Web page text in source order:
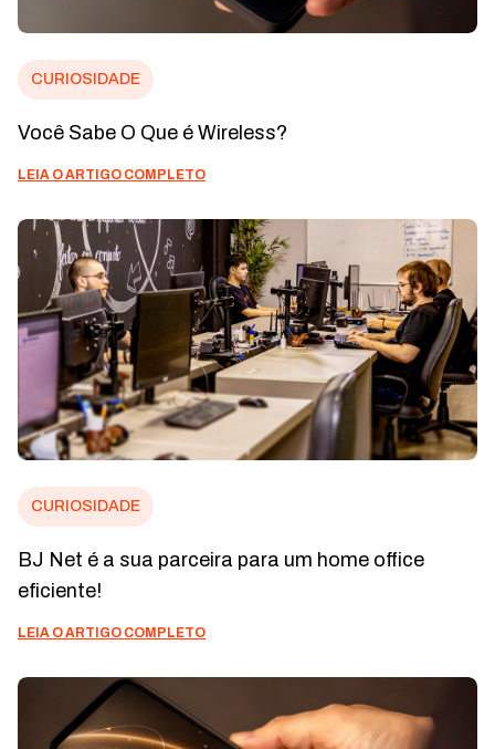
CURIOSIDADE
Você Sabe O Que é Wireless?
LEIA O ARTIGO COMPLETO
CURIOSIDADE
BJ Net é a sua parceira para um home office
eficiente!
LEIA O ARTIGO COMPLETO